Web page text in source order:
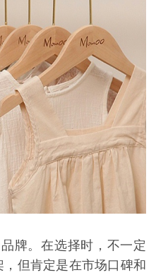
牌。在选择时，不一定
但肯定是在市场口碑和